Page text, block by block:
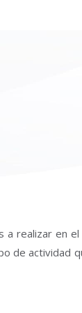
realizar en
de